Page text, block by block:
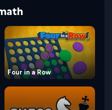
Four in a Row